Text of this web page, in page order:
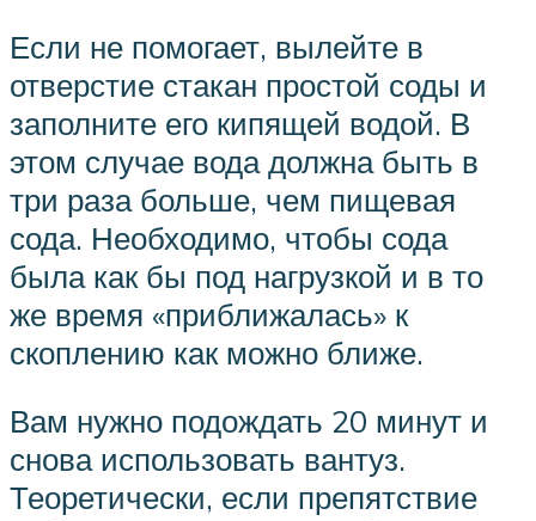
Если не помогает, вылейте в
отверстие стакан простой соды и
заполните его кипящей водой. В
этом случае вода должна быть в
три раза больше, чем пищевая
сода. Необходимо, чтобы сода
была как бы под нагрузкой и в то
же время «приближалась» к
скоплению как можно ближе.
Вам нужно подождать 20 минут и
снова использовать вантуз.
Теоретически, если препятствие